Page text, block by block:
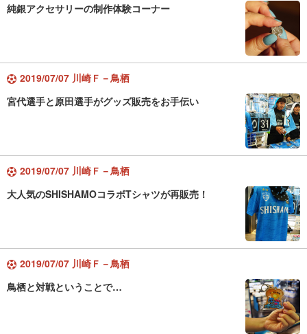
純銀アクセサリーの制作体験コーナー
2019/07/07 川崎Ｆ－鳥栖
宮代選手と原田選手がグッズ販売をお手伝い
2019/07/07 川崎Ｆ－鳥栖
大人気のSHISHAMOコラボTシャツが再販売！
2019/07/07 川崎Ｆ－鳥栖
鳥栖と対戦ということで…